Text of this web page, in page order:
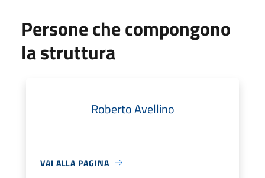
Persone che compongono
la struttura
Roberto Avellino
VAI ALLA PAGINA